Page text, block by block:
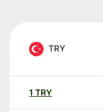
TRY
1 TRY